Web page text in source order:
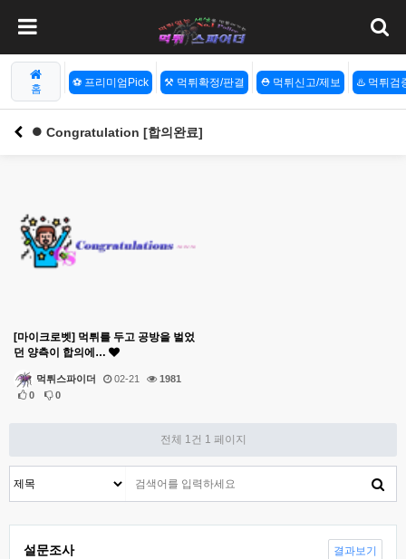
홈 ⚽️ 프리미엄Pick ⚒️ 먹튀확정/판결 ⛑️ 먹튀신고/제보 ♨️ 먹튀검
⏺️ Congratulation [합의완료]
[마이크로벳] 먹튀를 두고 공방을 벌었
던 양측이 합의에…
먹튀스파이더 02-21
1981
0
0
전체 1건 1 페이지
설문조사 결과보기